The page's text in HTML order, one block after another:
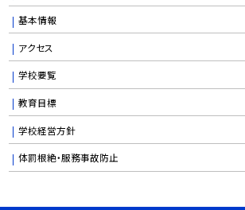
基本情報
アクセス
学校要覧
教育目標
学校経営方針
体罰根絶・服務事故防止